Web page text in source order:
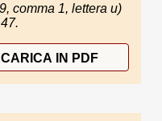
comma 1, lettera u)
IN PDF